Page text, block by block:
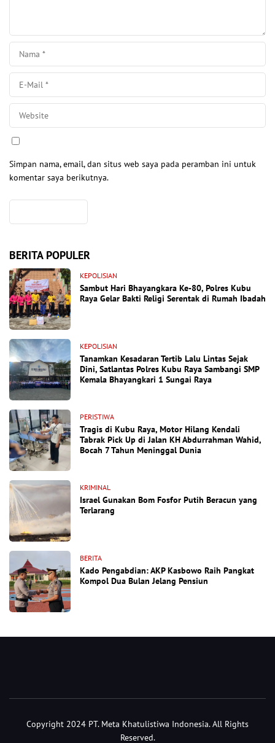
Simpan nama, email, dan situs web saya pada peramban ini untuk
komentar saya berikutnya.
BERITA POPULER
KEPOLISIAN
Sambut Hari Bhayangkara Ke-80, Polres Kubu
Raya Gelar Bakti Religi Serentak di Rumah Ibadah
KEPOLISIAN
Tanamkan Kesadaran Tertib Lalu Lintas Sejak
Dini, Satlantas Polres Kubu Raya Sambangi SMP
Kemala Bhayangkari 1 Sungai Raya
PERISTIWA
Tragis di Kubu Raya, Motor Hilang Kendali
Tabrak Pick Up di Jalan KH Abdurrahman Wahid,
Bocah 7 Tahun Meninggal Dunia
KRIMINAL
Israel Gunakan Bom Fosfor Putih Beracun yang
Terlarang
BERITA
Kado Pengabdian: AKP Kasbowo Raih Pangkat
Kompol Dua Bulan Jelang Pensiun
Copyright 2024 PT. Meta Khatulistiwa Indonesia. All Rights
Reserved.